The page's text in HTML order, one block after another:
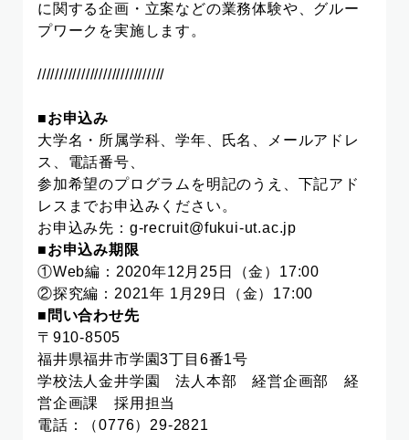
に関する企画・立案などの業務体験や、 グルー
プワークを実施します。
/////////////////////////////
■お申込み
大学名・所属学科、学年、氏名、メールアドレ
ス、電話番号、
参加希望のプログラムを明記のうえ、下記アド
レスまでお申込みください。
お申込み先：g-recruit@fukui-ut.ac.jp
■お申込み期限
①Web編：2020年12月25日（金）17:00
②探究編：2021年 1月29日（金）17:00
■問い合わせ先
〒910-8505
福井県福井市学園3丁目6番1号
学校法人金井学園 法人本部 経営企画部 経
営企画課 採用担当
電話：（0776）29-2821